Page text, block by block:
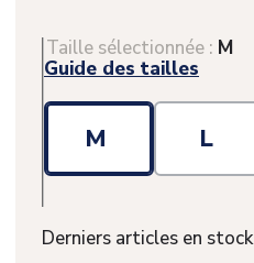
Taille sélectionnée : M
Guide des tailles
M L
Derniers articles en stock